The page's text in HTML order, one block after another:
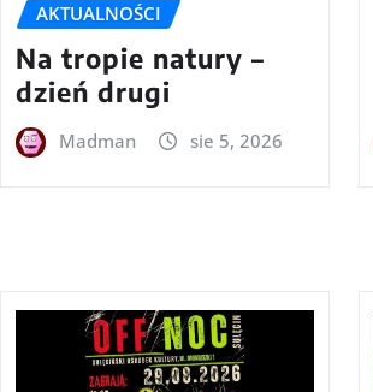
AKTUALNOŚCI
Na tropie natury –
dzień drugi
Madman sie 5, 2026